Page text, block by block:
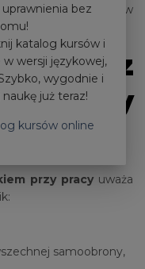
podobnych wypadków
z
przy
przy pracy uważa
samoobrony,
bez
katalog kursów i
wersji językowej,
wygodnie i
już teraz!
kursów online